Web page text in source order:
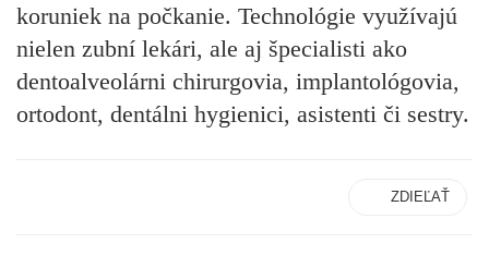
koruniek na počkanie. Technológie využívajú
nielen zubní lekári, ale aj špecialisti ako
dentoalveolárni chirurgovia, implantológovia,
ortodont, dentálni hygienici, asistenti či sestry.
ZDIEĽAŤ